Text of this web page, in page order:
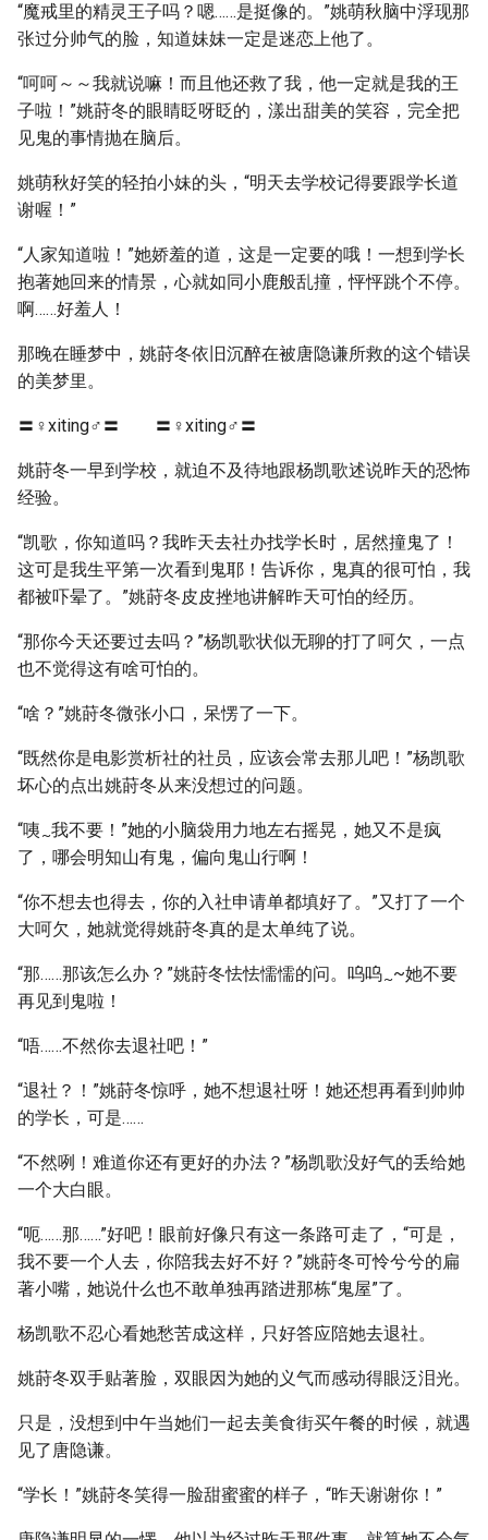
“魔戒里的精灵王子吗？嗯……是挺像的。”姚萌秋脑中浮现那
张过分帅气的脸，知道妹妹一定是迷恋上他了。
“呵呵～～我就说嘛！而且他还救了我，他一定就是我的王
子啦！”姚莳冬的眼睛眨呀眨的，漾出甜美的笑容，完全把
见鬼的事情抛在脑后。
姚萌秋好笑的轻拍小妹的头，“明天去学校记得要跟学长道
谢喔！”
“人家知道啦！”她娇羞的道，这是一定要的哦！一想到学长
抱著她回来的情景，心就如同小鹿般乱撞，怦怦跳个不停。
啊……好羞人！
那晚在睡梦中，姚莳冬依旧沉醉在被唐隐谦所救的这个错误
的美梦里。
〓♀xiting♂〓 〓♀xiting♂〓
姚莳冬一早到学校，就迫不及待地跟杨凯歌述说昨天的恐怖
经验。
“凯歌，你知道吗？我昨天去社办找学长时，居然撞鬼了！
这可是我生平第一次看到鬼耶！告诉你，鬼真的很可怕，我
都被吓晕了。”姚莳冬皮皮挫地讲解昨天可怕的经历。
“那你今天还要过去吗？”杨凯歌状似无聊的打了呵欠，一点
也不觉得这有啥可怕的。
“啥？”姚莳冬微张小口，呆愣了一下。
“既然你是电影赏析社的社员，应该会常去那儿吧！”杨凯歌
坏心的点出姚莳冬从来没想过的问题。
“咦 ~我不要！”她的小脑袋用力地左右摇晃，她又不是疯
了，哪会明知山有鬼，偏向鬼山行啊！
“你不想去也得去，你的入社申请单都填好了。”又打了一个
大呵欠，她就觉得姚莳冬真的是太单纯了说。
“那……那该怎么办？”姚莳冬怯怯懦懦的问。呜呜~~她不要
再见到鬼啦！
“唔……不然你去退社吧！”
“退社？！”姚莳冬惊呼，她不想退社呀！她还想再看到帅帅
的学长，可是……
“不然咧！难道你还有更好的办法？”杨凯歌没好气的丢给她
一个大白眼。
“呃……那……”好吧！眼前好像只有这一条路可走了，“可是，
我不要一个人去，你陪我去好不好？”姚莳冬可怜兮兮的扁
著小嘴，她说什么也不敢单独再踏进那栋“鬼屋”了。
杨凯歌不忍心看她愁苦成这样，只好答应陪她去退社。
姚莳冬双手贴著脸，双眼因为她的义气而感动得眼泛泪光。
只是，没想到中午当她们一起去美食街买午餐的时候，就遇
见了唐隐谦。
“学长！”姚莳冬笑得一脸甜蜜蜜的样子，“昨天谢谢你！”